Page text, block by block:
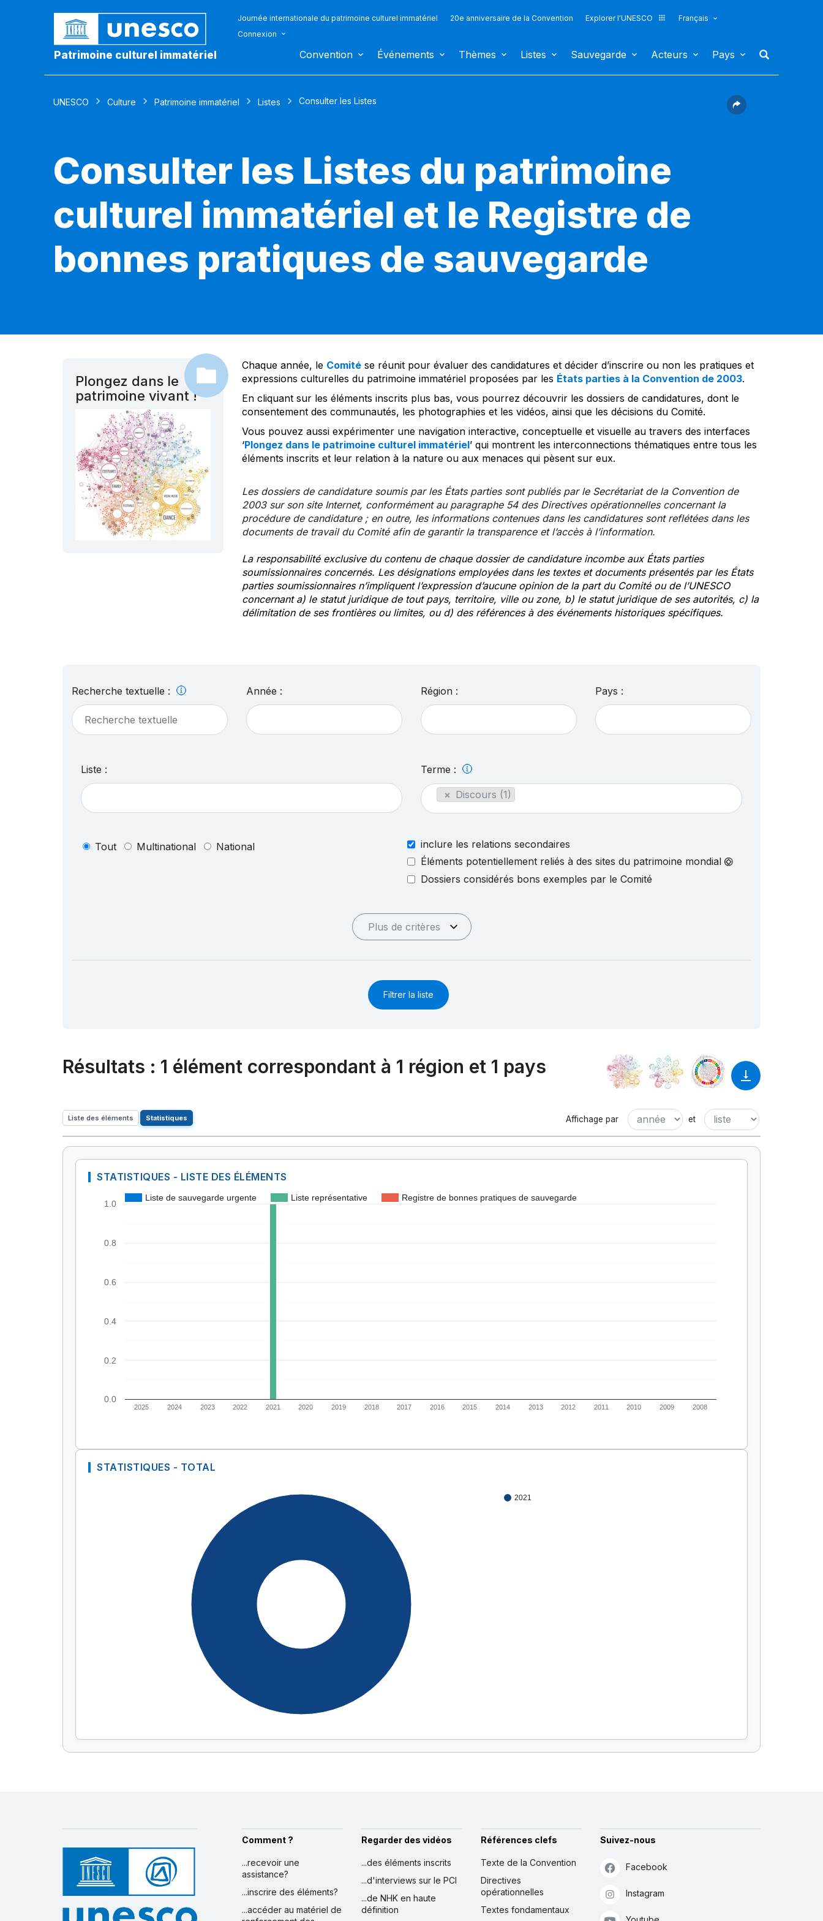
Patrimoine culturel immatériel
Journée internationale du patrimoine culturel immatériel 20e anniversaire de la Convention Explorer l'UNESCO
Français
Connexion
Convention Événements Thèmes Listes Sauvegarde Acteurs Pays
UNESCO Culture Patrimoine immatériel Listes Consulter les Listes
Consulter les Listes du patrimoine
culturel immatériel et le Registre de
bonnes pratiques de sauvegarde
Plongez dans le
patrimoine vivant !
Chaque année, le Comitése réunit pour évaluer des candidatures et décider d’inscrire ou non les pratiques et
expressions culturelles du patrimoine immatériel proposées par les États parties à la Convention de 2003.
En cliquant sur les éléments inscrits plus bas, vous pourrez découvrir les dossiers de candidatures, dont le
consentement des communautés, les photographies et les vidéos, ainsi que les décisions du Comité.
Vous pouvez aussi expérimenter une navigation interactive, conceptuelle et visuelle au travers des interfaces
‘Plongez dans le patrimoine culturel immatériel’ qui montrent les interconnections thématiques entre tous les
éléments inscrits et leur relation à la nature ou aux menaces qui pèsent sur eux.
Les dossiers de candidature soumis par les États parties sont publiés par le Secrétariat de la Convention de
2003 sur son site Internet, conformément au paragraphe 54 des Directives opérationnelles concernant la
procédure de candidature ; en outre, les informations contenues dans les candidatures sont reflétées dans les
documents de travail du Comité afin de garantir la transparence et l’accès à l’information.
La responsabilité exclusive du contenu de chaque dossier de candidature incombe aux États parties
soumissionnaires concernés. Les désignations employées dans les textes et documents présentés par les États
parties soumissionnaires n’impliquent l’expression d’aucune opinion de la part du Comité ou de l’UNESCO
concernant a) le statut juridique de tout pays, territoire, ville ou zone, b) le statut juridique de ses autorités, c) la
délimitation de ses frontières ou limites, ou d) des références à des événements historiques spécifiques.
Recherche textuelle : Année : Région : Pays :
Liste : Terme :
× Discours (1)
Tout Multinational National
inclure les relations secondaires
Éléments potentiellement reliés à des sites du patrimoine mondial
Dossiers considérés bons exemples par le Comité
Plus de critères
Filtrer la liste
Résultats : 1 élément correspondant à 1 région et 1 pays
Liste des éléments Statistiques Affichage par et
STATISTIQUES - LISTE DES ÉLÉMENTS
Liste de sauvegarde urgente Liste représentative Registre de bonnes pratiques de sauvegarde
2025 2024 2023 2022 2021 2020 2019 2018 2017 2016 2015 2014 2013 2012 2011 2010 2009 2008
0.0
0.2
0.4
0.6
0.8
1.0
STATISTIQUES - TOTAL
2021
Comment ?
...recevoir une
assistance?
...inscrire des éléments?
...accéder au matériel de
Regarder des vidéos
...des éléments inscrits
...d'interviews sur le PCI
...de NHK en haute
définition
Références clefs
Texte de la Convention
Directives
opérationnelles
Textes fondamentaux
Suivez-nous
Facebook
Instagram